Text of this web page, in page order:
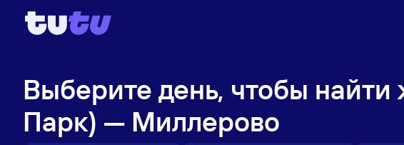
Выберите день, чтобы найти
Парк) — Миллерово